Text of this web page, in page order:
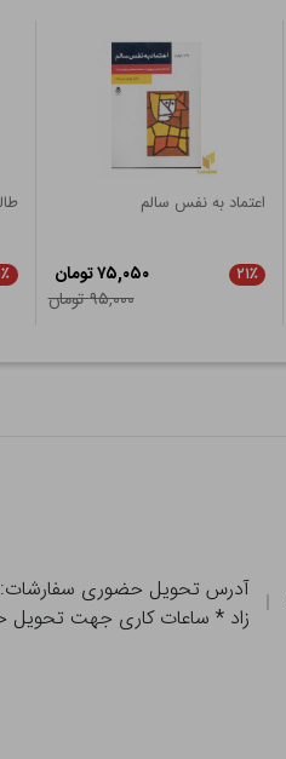
اعتماد به نفس سالم
۲۱٪
۷۵,۰۵۰ تومان
۹۵,۰۰۰ تومان
زاد * ساعات کاری جهت تحویل حضوری از